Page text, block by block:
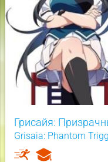
Грисайя:
Grisaia: Phantom